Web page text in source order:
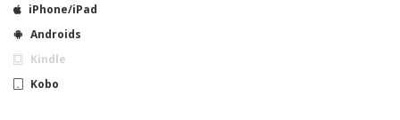
iPhone/iPad
Androids
Kindle
Kobo